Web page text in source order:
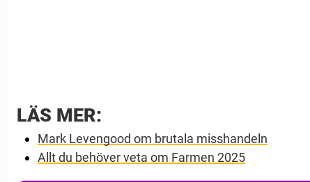
LÄS MER:
Mark Levengood om brutala misshandeln
Allt du behöver veta om Farmen 2025